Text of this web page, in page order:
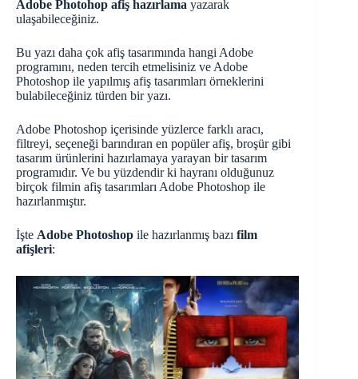
Adobe Photohop afiş hazırlama yazarak
ulaşabileceğiniz.
Bu yazı daha çok afiş tasarımında hangi Adobe
programını, neden tercih etmelisiniz ve Adobe
Photoshop ile yapılmış afiş tasarımları örneklerini
bulabileceğiniz türden bir yazı.
Adobe Photoshop içerisinde yüzlerce farklı aracı,
filtreyi, seçeneği barındıran en popüler afiş, broşür gibi
tasarım ürünlerini hazırlamaya yarayan bir tasarım
programıdır. Ve bu yüzdendir ki hayranı olduğunuz
birçok filmin afiş tasarımları Adobe Photoshop ile
hazırlanmıştır.
İşte Adobe Photoshop ile hazırlanmış bazı film
afişleri: